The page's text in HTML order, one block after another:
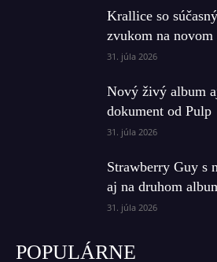
Krallice so
zvukom na novom
31. júla 2026
Nový živý album
dokument od Pulp
31. júla 2026
Strawberry Guy s
aj na druhom
31. júla 2026
POPULÁRNE